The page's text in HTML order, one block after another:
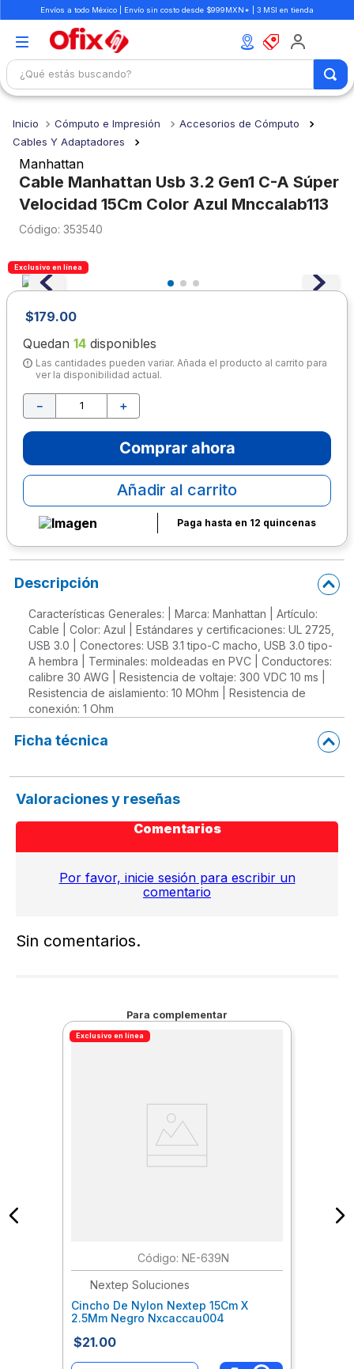
Envíos a todo México | Envío sin costo desde $999MXN* | 3 MSI en tienda
¿Qué estás buscando?
Cómputo e Impresión
Accesorios de Cómputo
Cables Y Adaptadores
Manhattan
Cable Manhattan Usb 3.2 Gen1 C-A Súper
Velocidad 15Cm Color Azul Mnccalab113
: 353540
Exclusivo en línea
$179.00
Quedan 14 disponibles
Las cantidades pueden variar. Añada el producto al carrito para
ver la disponibilidad actual.
＋
－
Comprar ahora
Añadir al carrito
Paga hasta en 12 quincenas
Descripción
Características Generales: | Marca: Manhattan | Artículo:
Cable | Color: Azul | Estándares y certificaciones: UL 2725,
USB 3.0 | Conectores: USB 3.1 tipo-C macho, USB 3.0 tipo-
A hembra | Terminales: moldeadas en PVC | Conductores:
calibre 30 AWG | Resistencia de voltaje: 300 VDC 10 ms |
Resistencia de aislamiento: 10 MOhm | Resistencia de
conexión: 1 Ohm
Ficha técnica
Valoraciones y reseñas
Comentarios
Por favor, inicie sesión para escribir un
comentario
Sin comentarios.
Para complementar
Exclusivo en línea
: NE-639N
Nextep Soluciones
Cincho De Nylon Nextep 15Cm X
2.5Mm Negro Nxcaccau004
$21.00
1.
mochilas
2.
libretas
3.
cuaderno
4
cuadernos
colores
6.
boligrafo
7.
escolar
8.
sacapuntas
9.
lapiz
escritorio